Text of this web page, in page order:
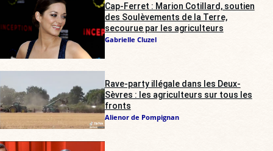
Cap-Ferret : Marion Cotillard, soutien
des Soulèvements de la Terre,
secourue par les agriculteurs
Gabrielle Cluzel
Rave-party illégale dans les Deux-
Sèvres : les agriculteurs sur tous les
fronts
Alienor de Pompignan